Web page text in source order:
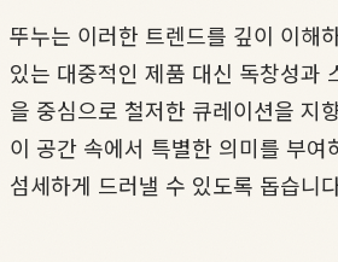
뚜누는 이러한 트렌드를 깊이 이해
있는 대중적인 제품 대신 독창성과
을 중심으로 철저한 큐레이션을 지
이 공간 속에서 특별한 의미를 부여
섬세하게 드러낼 수 있도록 돕습니